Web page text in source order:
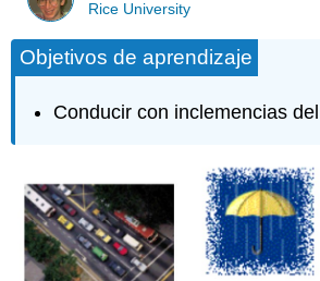
Rice University
Objetivos de aprendizaje
Conducir con inclemencias